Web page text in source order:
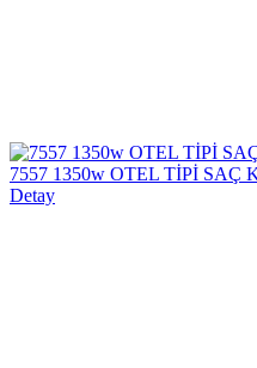
7557 1350w OTEL TİPİ
Detay